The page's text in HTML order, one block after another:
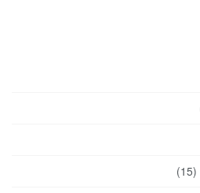
(15)